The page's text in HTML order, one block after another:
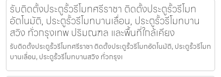
รับติดตั้งประตูรั้วรีโมทศรีราชา ติดตั้งประตูรั้วรีโมท
อัตโนมัติ, ประตูรั้วรีโมทบานเลื่อน, ประตูรั้วรีโมทบาน
สวิง ทั่วกรุงเทพ ปริมณฑล และพื้นที่ใกล้เคียง
รับติดตั้งประตูรั้วรีโมทศรีราชา ติดตั้งประตูรั้วรีโมทอัตโนมัติ, ประตูรั้วรีโมท
บานเลื่อน, ประตูรั้วรีโมทบานสวิง ทั่วกรุงเ